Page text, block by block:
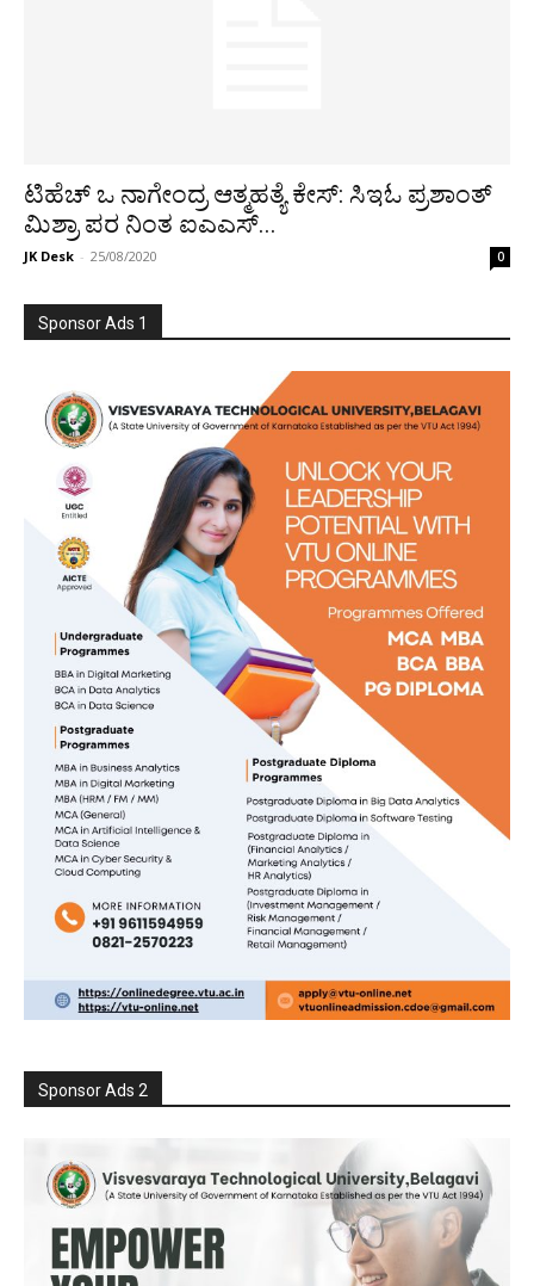
ಟಿಹೆಚ್ ಒ ನಾಗೇಂದ್ರ ಆತ್ಮಹತ್ಯೆ ಕೇಸ್: ಸಿಇಓ ಪ್ರಶಾಂತ್
ಮಿಶ್ರಾ ಪರ ನಿಂತ ಐಎಎಸ್...
JK Desk - 25/08/2020 0
Sponsor Ads 1
Sponsor Ads 2